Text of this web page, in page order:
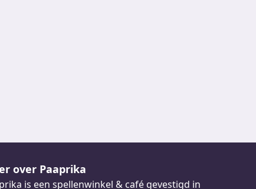
over Paaprika
is een spellenwinkel & café gevestigd in